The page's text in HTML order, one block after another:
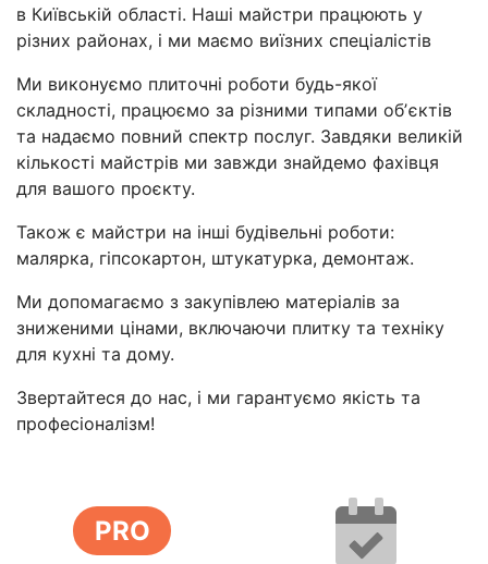
в Київській області. Наші майстри працюють у
різних районах, і ми маємо виїзних спеціалістів
Ми виконуємо плиточні роботи будь-якої
складності, працюємо за різними типами обʼєктів
та надаємо повний спектр послуг. Завдяки великій
кількості майстрів ми завжди знайдемо фахівця
для вашого проєкту.
Також є майстри на інші будівельні роботи:
малярка, гіпсокартон, штукатурка, демонтаж.
Ми допомагаємо з закупівлею матеріалів за
зниженими цінами, включаючи плитку та техніку
для кухні та дому.
Звертайтеся до нас, і ми гарантуємо якість та
професіоналізм!
PRO